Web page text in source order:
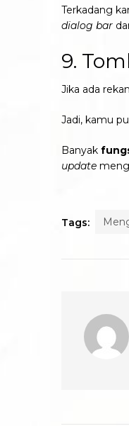
Terkadang
dialog bar
9.
Jika ada
Jadi, kamu
Banyak
update
Tags: